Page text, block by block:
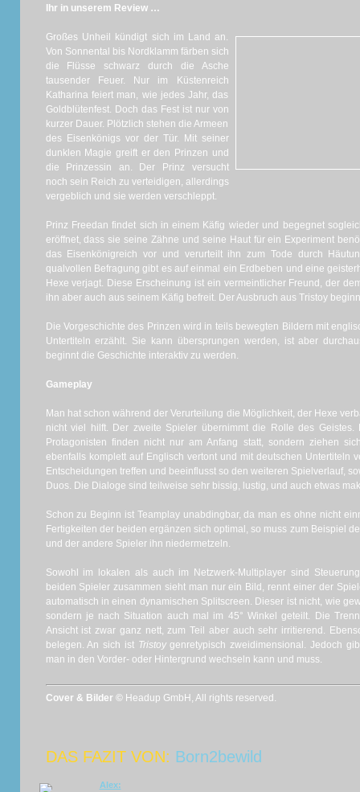
Ihr in unserem Review …
Großes Unheil kündigt sich im Land an.
Von Sonnental bis Nordklamm färben sich
die Flüsse schwarz durch die Asche
tausender Feuer. Nur im Küstenreich
Katharina feiert man, wie jedes Jahr, das
Goldblütenfest. Doch das Fest ist nur von
kurzer Dauer. Plötzlich stehen die Armeen
des Eisenkönigs vor der Tür. Mit seiner
dunklen Magie greift er den Prinzen und
die Prinzessin an. Der Prinz versucht
noch sein Reich zu verteidigen, allerdings
vergeblich und sie werden verschleppt.
Prinz Freedan findet sich in einem Käfig wieder und begegnet
eröffnet, dass sie seine Zähne und seine Haut für ein Experiment
das Eisenkönigreich vor und verurteilt ihn zum Tode durch
qualvollen Befragung gibt es auf einmal ein Erdbeben und eine
Hexe verjagt. Diese Erscheinung ist ein vermeintlicher Freund, der
ihn aber auch aus seinem Käfig befreit. Der Ausbruch aus Tristoy
Die Vorgeschichte des Prinzen wird in teils bewegten Bildern mit
Untertiteln erzählt. Sie kann übersprungen werden, ist aber
beginnt die Geschichte interaktiv zu werden.
Gameplay
Man hat schon während der Verurteilung die Möglichkeit, der Hexe
nicht viel hilft. Der zweite Spieler übernimmt die Rolle des
Protagonisten finden nicht nur am Anfang statt, sondern ziehen
ebenfalls komplett auf Englisch vertont und mit deutschen Untertiteln
Entscheidungen treffen und beeinflusst so den weiteren Spielverlauf,
Duos. Die Dialoge sind teilweise sehr bissig, lustig, und auch etwas
Schon zu Beginn ist Teamplay unabdingbar, da man es ohne nicht
Fertigkeiten der beiden ergänzen sich optimal, so muss zum Beispiel
und der andere Spieler ihn niedermetzeln.
Sowohl im lokalen als auch im Netzwerk-Multiplayer sind
beiden Spieler zusammen sieht man nur ein Bild, rennt einer der
automatisch in einen dynamischen Splitscreen. Dieser ist nicht, wie
sondern je nach Situation auch mal im 45° Winkel geteilt. Die
Ansicht ist zwar ganz nett, zum Teil aber auch sehr irritierend.
belegen. An sich ist Tristoygenretypisch zweidimensional. Jedoch
man in den Vorder- oder Hintergrund wechseln kann und muss.
Cover & Bilder © Headup GmbH, All rights reserved.
DAS FAZIT VON: Born2bewild
Alex: